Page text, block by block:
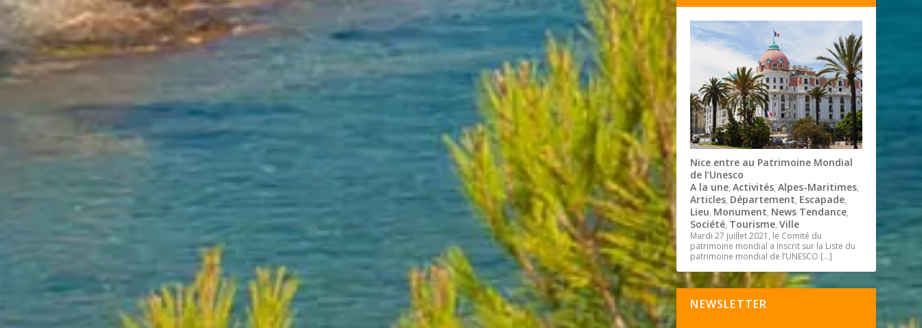
Nice entre au Patrimoine Mondial
de l’Unesco
A la une,Activités,Alpes-Maritimes,
Articles, Département, Escapade,
Lieu, Monument, News Tendance,
Société, Tourisme,Ville
Mardi 27 juillet 2021, le Comité du
patrimoine mondial a inscrit sur la Liste du
patrimoine mondial de l’UNESCO […]
NEWSLETTER